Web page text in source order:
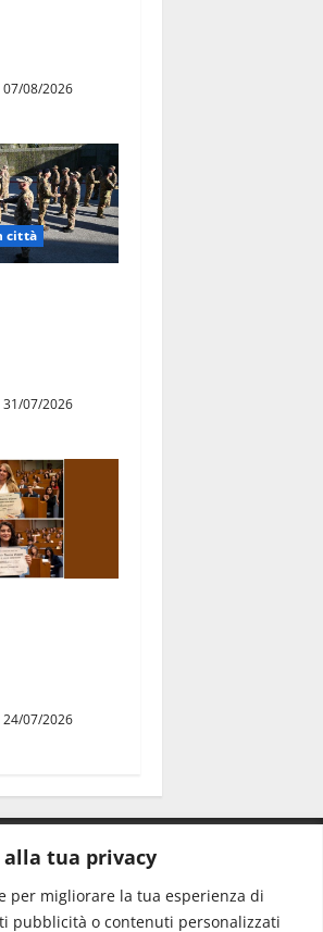
tua privacy
per migliorare la tua esperienza di
pubblicità o contenuti personalizzati
07/08/2026
città
31/07/2026
24/07/2026